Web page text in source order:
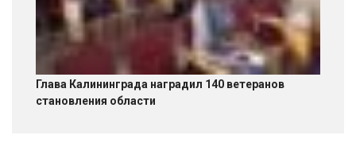
Глава Калининграда наградил 140 ветеранов
становления области